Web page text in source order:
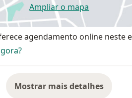
Ampliar o mapa
abre num novo
agendamento online neste
Mostrar mais detalhes
sobre o endereço